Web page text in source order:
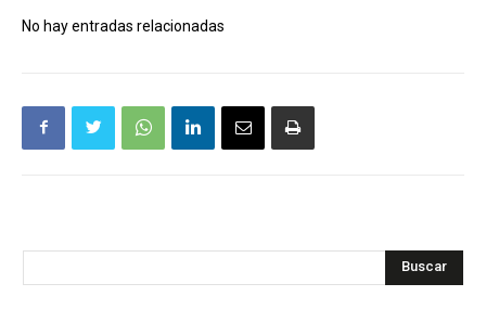
No hay entradas relacionadas
Buscar